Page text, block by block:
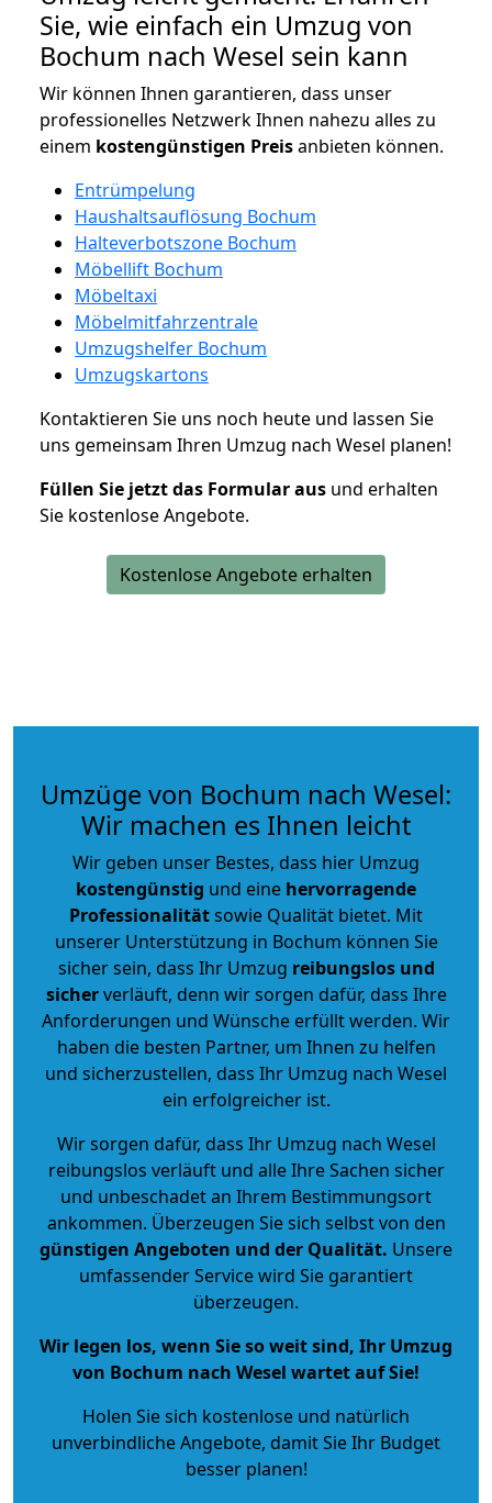
Sie, wie einfach ein Umzug von
Bochum nach Wesel sein kann
Wir können Ihnen garantieren, dass unser
professionelles Netzwerk Ihnen nahezu alles zu
einem kostengünstigen Preisanbieten können.
Entrümpelung
Haushaltsauflösung Bochum
Halteverbotszone Bochum
Möbellift Bochum
Möbeltaxi
Möbelmitfahrzentrale
Umzugshelfer Bochum
Umzugskartons
Kontaktieren Sie uns noch heute und lassen Sie
uns gemeinsam Ihren Umzug nach Wesel planen!
Füllen Sie jetzt das Formular aus und erhalten
Sie kostenlose Angebote.
Kostenlose Angebote erhalten
Umzüge von Bochum nach Wesel:
Wir machen es Ihnen leicht
Wir geben unser Bestes, dass hier Umzug
kostengünstig und eine hervorragende
Professionalitätsowie Qualität bietet. Mit
unserer Unterstützung in Bochum können Sie
sicher sein, dass Ihr Umzug reibungslos und
sicherverläuft, denn wir sorgen dafür, dass Ihre
Anforderungen und Wünsche erfüllt werden. Wir
haben die besten Partner, um Ihnen zu helfen
und sicherzustellen, dass Ihr Umzug nach Wesel
ein erfolgreicher ist.
Wir sorgen dafür, dass Ihr Umzug nach Wesel
reibungslos verläuft und alle Ihre Sachen sicher
und unbeschadet an Ihrem Bestimmungsort
ankommen. Überzeugen Sie sich selbst von den
günstigen Angeboten und der Qualität. Unsere
umfassender Service wird Sie garantiert
überzeugen.
Wir legen los, wenn Sie so weit sind, Ihr Umzug
von Bochum nach Wesel wartet auf Sie!
Holen Sie sich kostenlose und natürlich
unverbindliche Angebote, damit Sie Ihr Budget
besser planen!